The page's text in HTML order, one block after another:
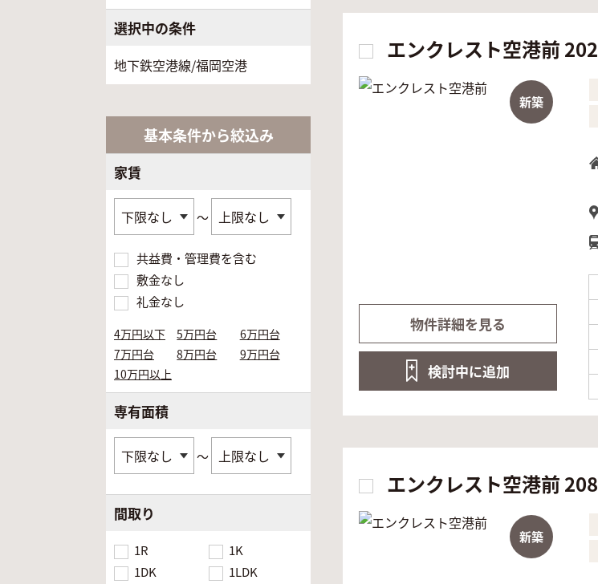
エンクレスト空港前 202
新築
物件詳細を見る
検討中に追加
エンクレスト空港前 208
新築
選択中の条件
地下鉄空港線/福岡空港
基本条件から絞込み
家賃
～
共益費・管理費を含む
敷金なし
礼金なし
4万円以下 5万円台
6万円台
7万円台
8万円台
9万円台
10万円以上
専有面積
～
間取り
1R
1K
1DK
1LDK